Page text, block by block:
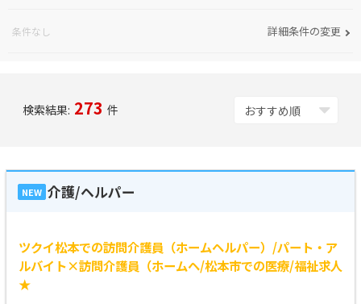
条件なし 詳細条件の変更
検索結果: 273 件
NEW 介護/ヘルパー
ツクイ松本での訪問介護員（ホームヘルパー）/パート・ア
ルバイト×訪問介護員（ホームヘ/松本市での医療/福祉求人
★